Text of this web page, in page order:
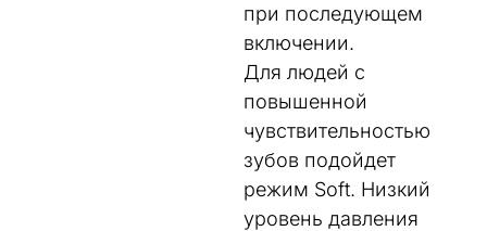
при последующем
включении.
Для людей с
повышенной
чувствительностью
зубов подойдет
режим Soft. Низкий
уровень давления